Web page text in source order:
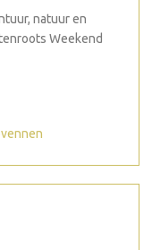
natuur en
Weekend